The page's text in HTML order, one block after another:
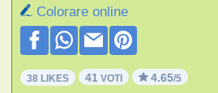
Colorare online
38 LIKES 41 VOTI 4.65/5